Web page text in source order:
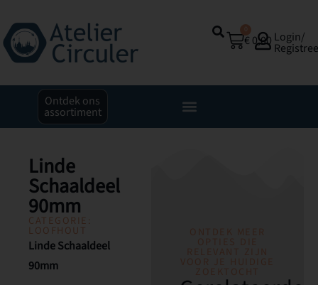
€ 0,00 Login/
Ontdek ons
assortiment
Linde
Schaaldeel
90mm
CATEGORIE:
LOOFHOUT
Linde Schaaldeel
90mm
ONTDEK MEER
OPTIES DIE
RELEVANT ZIJN
VOOR JE HUIDIGE
ZOEKTOCHT